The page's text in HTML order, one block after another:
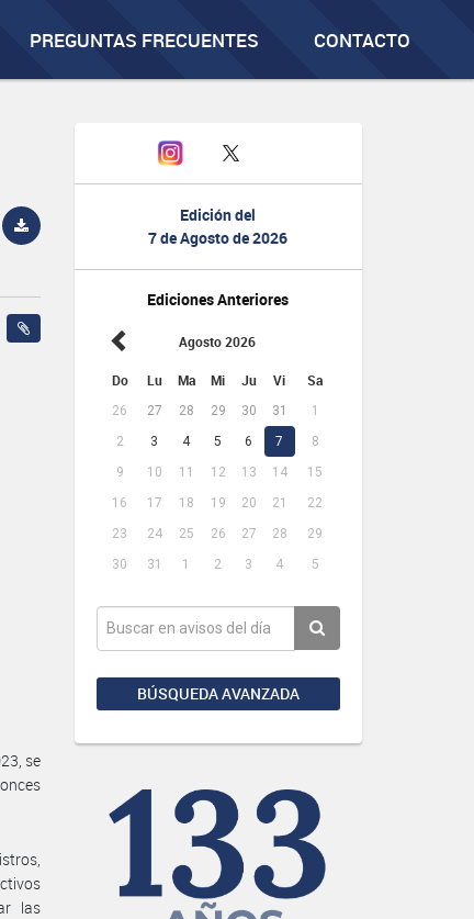
PREGUNTAS FRECUENTES CONTACTO
Edición del
7 de Agosto de 2026
Ediciones Anteriores
Agosto 2026
Do Lu Ma Mi Ju Vi Sa
26 27 28 29 30 31
1
2
3 4 5 6 7
8
9
10 11 12 13 14
15
16
17 18 19 20 21
22
23
24 25 26 27 28
29
30
31 1 2 3 4 5
BÚSQUEDA AVANZADA
se
las